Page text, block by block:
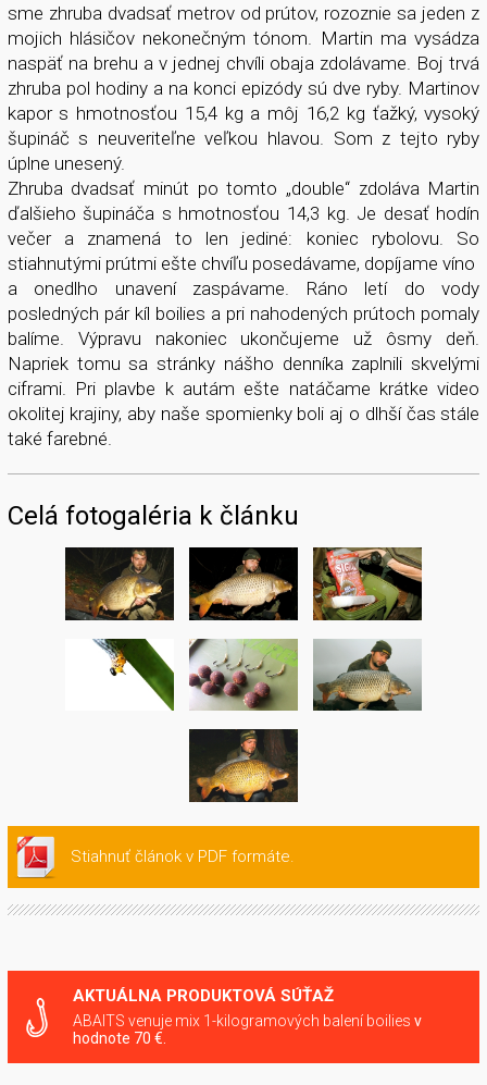
sme zhruba dvadsať metrov od prútov, rozoznie sa jeden z
mojich hlásičov nekonečným tónom. Martin ma vysádza
naspäť na brehu a v jednej chvíli obaja zdolávame. Boj trvá
zhruba pol hodiny a na konci epizódy sú dve ryby. Martinov
kapor s hmotnosťou 15,4 kg a môj 16,2 kg ťažký, vysoký
šupináč s neuveriteľne veľkou hlavou. Som z tejto ryby
úplne unesený.
Zhruba dvadsať minút po tomto „double“ zdoláva Martin
ďalšieho šupináča s hmotnosťou 14,3 kg. Je desať hodín
večer a znamená to len jediné: koniec rybolovu. So
stiahnutými prútmi ešte chvíľu posedávame, dopíjame víno ​​
a onedlho unavení zaspávame. Ráno letí do vody
posledných pár kíl boilies a pri nahodených prútoch pomaly
balíme. Výpravu nakoniec ukončujeme už ôsmy deň.
Napriek tomu sa stránky nášho denníka zaplnili skvelými
ciframi. Pri plavbe k autám ešte natáčame krátke video
okolitej krajiny, aby naše spomienky boli aj o dlhší čas stále
také farebné.
Celá fotogaléria k článku
Stiahnuť článok v PDF formáte.
AKTUÁLNA PRODUKTOVÁ SÚŤAŽ
ABAITS venuje mix 1-kilogramových balení boilies v
hodnote 70 €.